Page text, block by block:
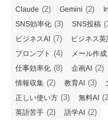
Claude (2) Gemini (2)
SNS効率化 (3) SNS投稿
ビジネスAI (7) ビジネス英
プロンプト (4) メール作成
仕事効率化 (8) 企画AI (2)
情報収集 (2) 教育AI (3)
正しい使い方 (3) 無料AI
英語苦手 (2) 語学AI (2)